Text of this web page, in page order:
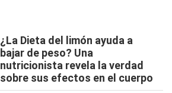
¿La Dieta del limón ayuda a
bajar de peso? Una
nutricionista revela la verdad
sobre sus efectos en el cuerpo